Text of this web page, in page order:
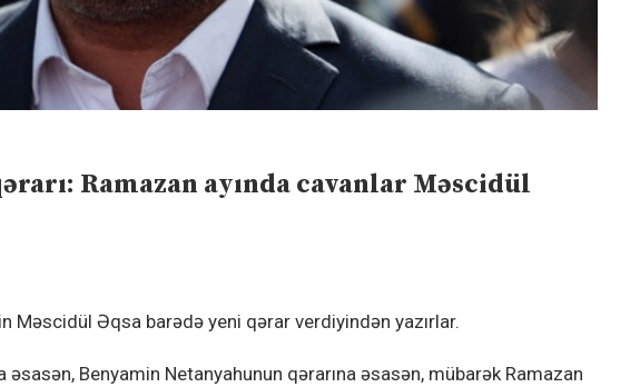
Ramazan ayında cavanlar Məscidül
Məscidül Əqsa barədə yeni qərar verdiyindən yazırlar.
əsasən, Benyamin Netanyahunun qərarına əsasən, mübarək Ramazan